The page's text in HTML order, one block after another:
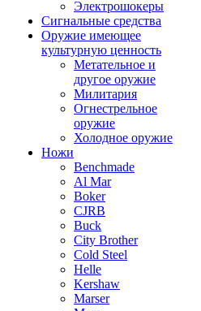
Электрошокеры
Сигнальные средства
Оружие имеющее
культурную ценность
Метательное и
другое оружие
Милитария
Огнестрельное
оружие
Холодное оружие
Ножи
Benchmade
Al Mar
Boker
CJRB
Buck
City Brother
Cold Steel
Helle
Kershaw
Marser